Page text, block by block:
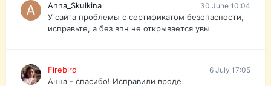
Anna_Skulkina 30 June 10:04
У сайта проблемы с сертификатом безопасности,
исправьте, а без впн не открывается увы
Firebird 6 July 17:05
Анна - спасибо! Исправили вроде